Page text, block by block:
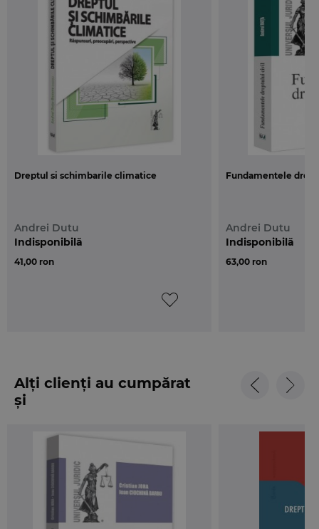
prezent unei duble presiuni – pe de o parte, din
partea traditiei juridice, pe de alta parte, din parte
fenomenului globalizarii –, aceste doua institutii
fundamentale oricarui sistem de convietuire au
cunoscut transformari si adaptari succesive,
legislatiile actuale nefiind decat expresia sintezei
unei experiente vechi de mai bine de 2000 de ani
si, in acelasi timp, un moment restrans al unei
evolutii constante si din ce in ce mai accelerate.
Din punct de vedere didactic, analiza si intelegerea
obiectul primului an de studiu al facultatilor de
drept, dar si capacitatea de a specula si anticipa
concepte specifice din partea speciala a materiei,
aceasta, intrucat disjungerea materiei dreptului
Dreptul si schimbarile climatice
Andrei Dutu
41,00 ron
Indisponibilă
Fundamentele
Andrei Dutu
63,00 ron
Indisponibilă
Alți clienți au cumpărat
și